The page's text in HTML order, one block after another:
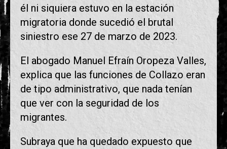
él ni siquiera estuvo en la estación
migratoria donde sucedió el brutal
siniestro ese 27 de marzo de 2023.
El abogado Manuel Efraín Oropeza Valles,
explica que las funciones de Collazo eran
de tipo administrativo, que nada tenían
que ver con la seguridad de los
migrantes.
Subraya que ha quedado expuesto que